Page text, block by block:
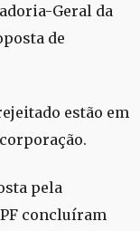
Geral da
de
estão em
pela
concluíram